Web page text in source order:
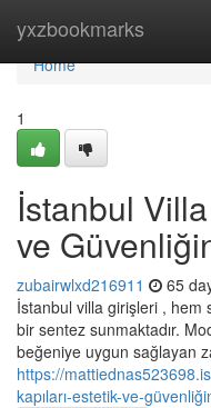
yxzbookmarks
Home
Home
1
İstanbul
ve
zubairwlxd216911 65
İstanbul villa girişleri , hem
bir sentez sunmaktadır.
beğeniye uygun sağlayan
https://
kapıları-estetik-ve-